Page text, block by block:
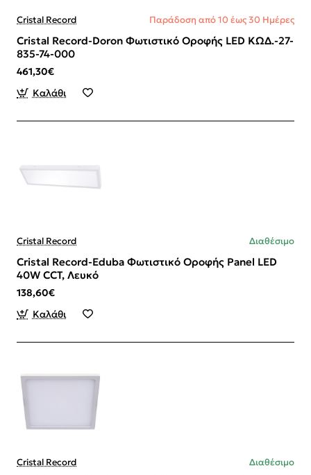
Cristal Record Παράδοση από 10 έως 30 Ημέρες
Cristal Record-Doron Φωτιστικό Οροφής LED ΚΩΔ.-27-
835-74-000
461,30€
Καλάθι
Cristal Record Διαθέσιμο
Cristal Record-Eduba Φωτιστικό Οροφής Panel LED
40W CCT, Λευκό
138,60€
Καλάθι
Cristal Record Διαθέσιμο